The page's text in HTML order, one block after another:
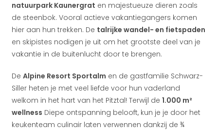
natuurpark Kaunergrat en majestueuze dieren zoals
de steenbok. Vooral actieve vakantiegangers komen
hier aan hun trekken. De talrijke wandel- en fietspaden
en skipistes nodigen je uit om het grootste deel van je
vakantie in de buitenlucht door te brengen.
De Alpine Resort Sportalm en de gastfamilie Schwarz-
Siller heten je met veel liefde voor hun vaderland
welkom in het hart van het Pitztal! Terwijl de 1.000 m²
wellness Diepe ontspanning belooft, kun je je door het
keukenteam culinair laten verwennen dankzij de ¾